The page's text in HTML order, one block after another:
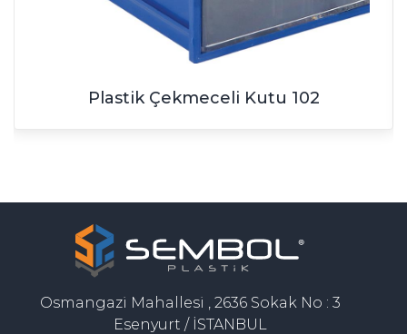
Plastik Çekmeceli Kutu 102
Osmangazi Mahallesi , 2636 Sokak No : 3
Esenyurt / İSTANBUL